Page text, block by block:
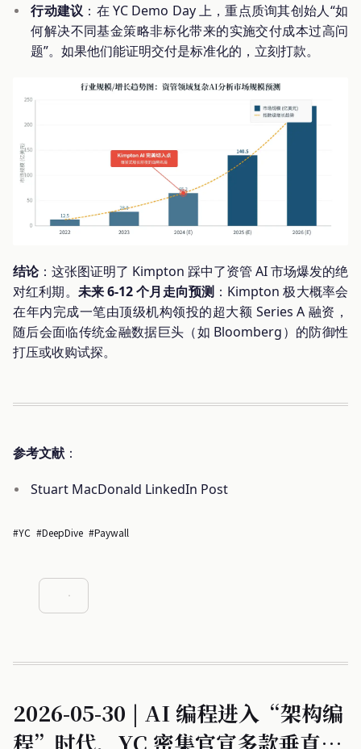
行动建议 ：在 YC Demo Day 上，重点质询其创始人“如
何解决不同基金策略非标化带来的实施交付成本过高问
题”。如果他们能证明交付是标准化的，立刻打款。
结论：这张图证明了 Kimpton 踩中了资管 AI 市场爆发的绝
对红利期。 未来 6-12 个月走向预测 ：Kimpton 极大概率会
在年内完成一笔由顶级机构领投的超大额 Series A 融资，
随后会面临传统金融数据巨头（如 Bloomberg）的防御性
打压或收购试探。
参考文献 ：
Stuart MacDonald LinkedIn Post
#YC #DeepDive #Paywall
2026-05-30 | AI 编程进入“架构编
程”时代，YC 密集官宣多款垂直领